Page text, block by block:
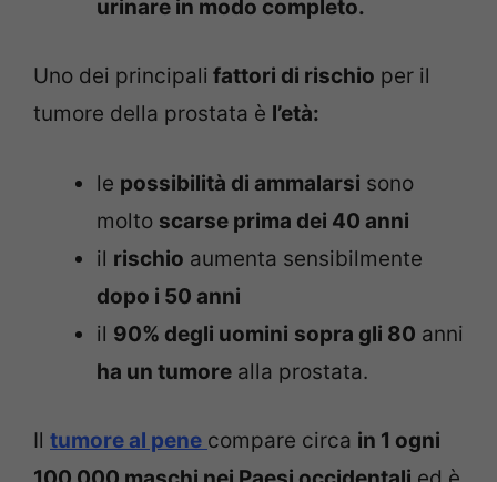
urinare in modo completo.
Uno dei principali fattori di rischio per il
tumore della prostata è l’età:
le possibilità di ammalarsi sono
molto scarse prima dei 40 anni
il rischio aumenta sensibilmente
dopo i 50 anni
il 90% degli uomini sopra gli 80 anni
ha un tumore alla prostata.
Il tumore al pene compare circa in 1 ogni